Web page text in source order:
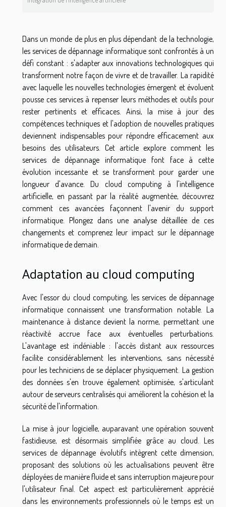
Dans un monde de plus en plus dépendant de la technologie,
les services de dépannage informatique sont confrontés à un
défi constant : s'adapter aux innovations technologiques qui
transforment notre façon de vivre et de travailler. La rapidité
avec laquelle les nouvelles technologies émergent et évoluent
pousse ces services à repenser leurs méthodes et outils pour
rester pertinents et efficaces. Ainsi, la mise à jour des
compétences techniques et l'adoption de nouvelles pratiques
deviennent indispensables pour répondre efficacement aux
besoins des utilisateurs. Cet article explore comment les
services de dépannage informatique font face à cette
évolution incessante et se transforment pour garder une
longueur d'avance. Du cloud computing à l'intelligence
artificielle, en passant par la réalité augmentée, découvrez
comment ces avancées façonnent l'avenir du support
informatique. Plongez dans une analyse détaillée de ces
changements et comprenez leur impact sur le dépannage
informatique de demain.
Adaptation au cloud computing
Avec l'essor du cloud computing, les services de dépannage
informatique connaissent une transformation notable. La
maintenance à distance devient la norme, permettant une
réactivité accrue face aux éventuelles perturbations.
L'avantage est indéniable : l'accès distant aux ressources
facilite considérablement les interventions, sans nécessité
pour les techniciens de se déplacer physiquement. La gestion
des données s'en trouve également optimisée, s'articulant
autour de serveurs centralisés qui améliorent la cohésion et la
sécurité de l'information.
La mise à jour logicielle, auparavant une opération souvent
fastidieuse, est désormais simplifiée grâce au cloud. Les
services de dépannage évolutifs intègrent cette dimension,
proposant des solutions où les actualisations peuvent être
déployées de manière fluide et sans interruption majeure pour
l'utilisateur final. Cet aspect est particulièrement apprécié
dans les environnements professionnels où le temps est un